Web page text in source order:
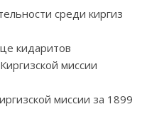
среди киргиз
кидаритов
миссии
миссии за 1899